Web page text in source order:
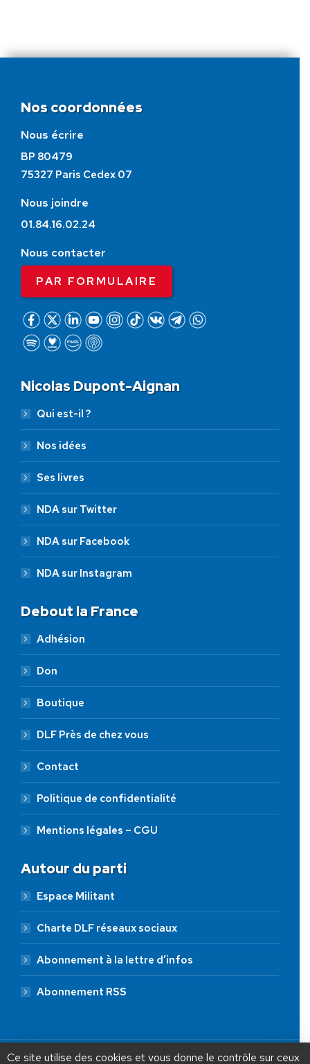
Nos coordonnées
Nous écrire
BP 80479
75327 Paris Cedex 07
Nous joindre
01.84.16.02.24
Nous contacter
PAR FORMULAIRE
Nicolas Dupont-Aignan
Qui est-il ?
Nos idées
Ses livres
NDA sur Twitter
NDA sur Facebook
NDA sur Instagram
Debout la France
Adhésion
Don
Boutique
DLF Près de chez vous
Contact
Politique de confidentialité
Mentions légales – CGU
Autour du parti
Espace Militant
Charte DLF réseaux sociaux
Abonnement à la lettre d’infos
Abonnement RSS
JE FAIS UN DON À DLF
Ce site utilise des cookies et vous donne le contrôle sur ceux